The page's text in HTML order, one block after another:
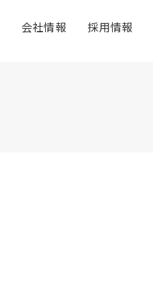
会社情報 採用情報